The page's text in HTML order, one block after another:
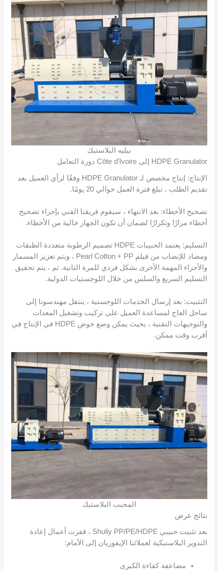
بيليه البلاستيك
HDPE Granulator إلى Côte d’Ivoire دورة التعامل
الإنتاج: إنتاج مخصص لـ HDPE Granulator وفقًا لرأي العميل بعد
تقديم الطلب ، تبلغ فترة العمل حوالي 20 يومًا.
تصحيح الأخطاء: بعد الانتهاء ، سيقوم فريقنا الفني بإجراء تصحيح
أخطاء مرارًا وتكرارًا لضمان أن تكون الجهاز خالية من الأخطاء.
التسليم: يعتمد الحبيبات HDPE تصميم الرطوبة متعددة الطبقات
ومضاد للإنصاب من فيلم Pearl Cotton + PP ، ويتم تعزيز المسمار
والأجزاء المهمة الأخرى بشكل فردي للمرة الثانية. ثم ، يتم تحقيق
التسليم السريع والسلس من خلال اللوجستيات الدولية.
التثبيت: بعد إرسال الخدمات اللوجستية ، ينتقل مهندسونا إلى
ساحل العاج لمساعدة العميل على تركيب وتشغيل المعدات
والتوجيهات التقنية ، بحيث يمكن وضع حوض HDPE في الإنتاج في
أقرب وقت ممكن.
المحبب البلاستيك
نتائج عرض
بعد تثبيت حبيبي Shuliy PP/PE/HDPE ، قفزت أعمال إعادة
التدوير البلاستيكية لعملائنا الإيفوريان إلى الأمام:
مضاعفة كفاءة الكبرى